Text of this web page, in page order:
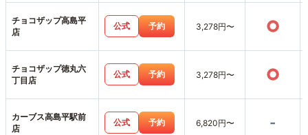
チョコザップ高島平
店
公式 予約 3,278円〜 ○
チョコザップ徳丸六
丁目店
公式 予約 3,278円〜 ○
カーブス高島平駅前
店
公式 予約 6,820円〜 -